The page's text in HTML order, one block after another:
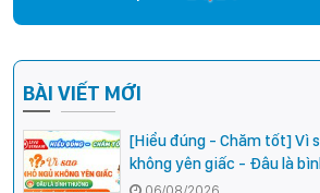
BÀI VIẾT MỚI
[Hiểu đúng - Chăm tốt] Vì
không yên giấc - Đâu là
hiệu cần đi khám ngay?